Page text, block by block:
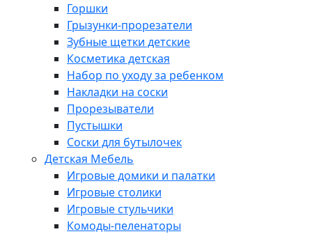
Горшки
Грызунки-прорезатели
Зубные щетки детские
Косметика детская
Набор по уходу за ребенком
Накладки на соски
Прорезыватели
Пустышки
Соски для бутылочек
Детская Мебель
Игровые домики и палатки
Игровые столики
Игровые стульчики
Комоды-пеленаторы